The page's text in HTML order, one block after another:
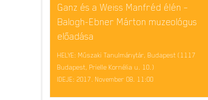
Ganz és a Weiss Manfréd élén –
Balogh-Ebner Márton muzeológus
előadása
HELYE: Műszaki Tanulmánytár, Budapest (1117
Budapest, Prielle Kornélia u. 10.)
IDEJE: 2017. November 08. 11:00